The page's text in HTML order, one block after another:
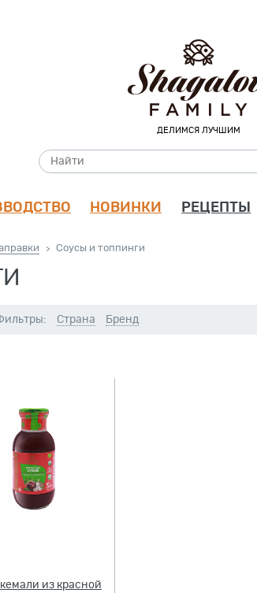
ДЕЛИМСЯ ЛУЧШИМ
НОВИНКИ РЕЦЕПТЫ
> Соусы и топпинги
Страна Бренд
из красной